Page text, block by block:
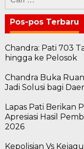
untuk:
Pos-pos Terbaru
Chandra: Pati 703
hingga ke Pelosok
Chandra Buka
Jadi Solusi bagi
Lapas Pati Berikan
Apresiasi Hasil
2026
Kepolisian Vs